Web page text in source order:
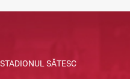
SĂTESC